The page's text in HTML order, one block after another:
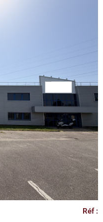
annuel HC de la première
BIEN
Réf :